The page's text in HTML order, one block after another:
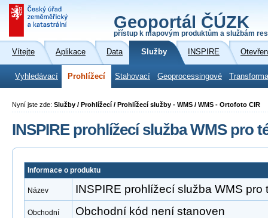
Geoportál ČÚZK
přístup k mapovým produktům a službám
Vítejte Aplikace Data Služby INSPIRE
Vyhledávací Prohlížecí Stahovací Geoprocessingové
Nyní jste zde: Služby / Prohlížecí / Prohlížecí služby - WMS / WMS - Ortofoto CIR
INSPIRE prohlížecí služba WMS pro
Informace o produktu
Název INSPIRE prohlížecí služba WMS pro
Obchodní
Obchodní kód není stanoven